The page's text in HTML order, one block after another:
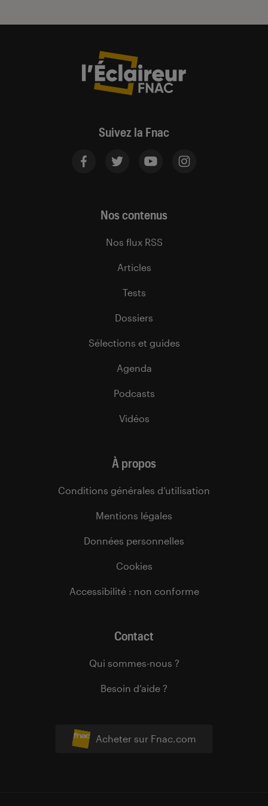
Suivez la Fnac
Acheter sur Fnac.com
Nos contenus
Nos flux RSS
Articles
Tests
Dossiers
Sélections et guides
Agenda
Podcasts
Vidéos
À propos
Conditions générales d’utilisation
Mentions légales
Données personnelles
Cookies
Accessibilité : non conforme
Contact
Qui sommes-nous ?
Besoin d’aide ?